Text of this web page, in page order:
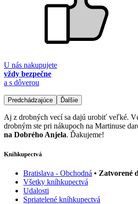
U nás nakupujete
vždy bezpečne
a s dôverou
Predchádzajúce Ďalšie
Aj z drobných vecí sa dajú urobiť veľké.
drobným ste pri nákupoch na Martinuse
na Dobrého Anjela. Ďakujeme!
Kníhkupectvá
Bratislava - Obchodná • Zatvorené
Všetky kníhkupectvá
Udalosti
Spriatelené kníhkupectvá